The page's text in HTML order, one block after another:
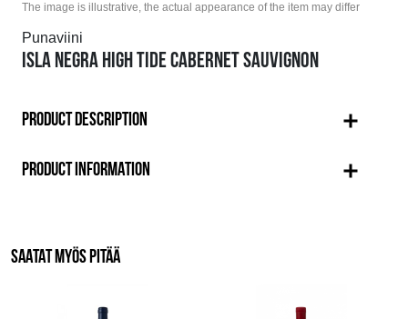
The image is illustrative, the actual appearance of the item may differ
Punaviini
ISLA NEGRA HIGH TIDE CABERNET SAUVIGNON
PRODUCT DESCRIPTION
PRODUCT INFORMATION
SAATAT MYÖS PITÄÄ